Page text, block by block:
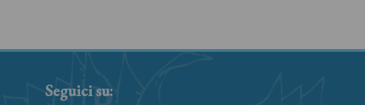
Seguici su: